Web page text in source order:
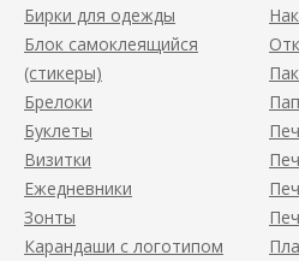
Бирки для одежды
Блок самоклеящийся
(стикеры)
Брелоки
Буклеты
Визитки
Ежедневники
Зонты
Карандаши с логотипом